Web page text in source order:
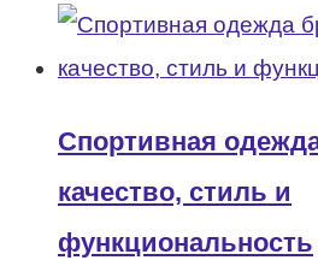
Спортивная
качество, стиль и
функциональность